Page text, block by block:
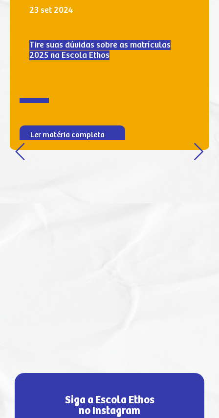
23 set 2024
Tire suas dúvidas sobre as matrículas
2025 na Escola Ethos
Ler matéria completa
Siga a Escola Ethos
no Instagram